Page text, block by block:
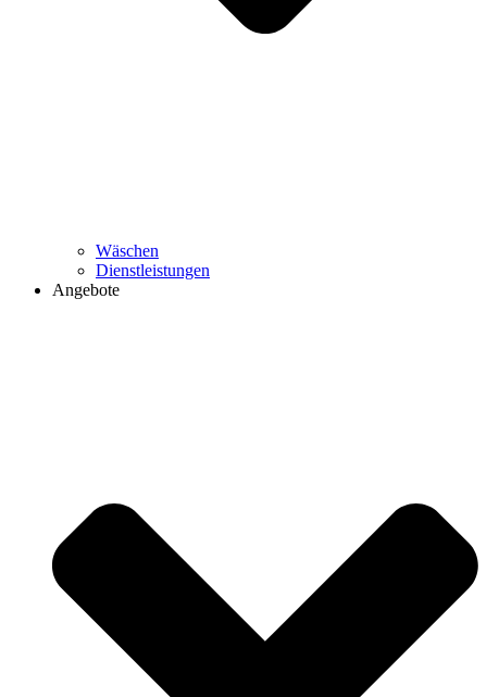
Wäschen
Dienstleistungen
Angebote